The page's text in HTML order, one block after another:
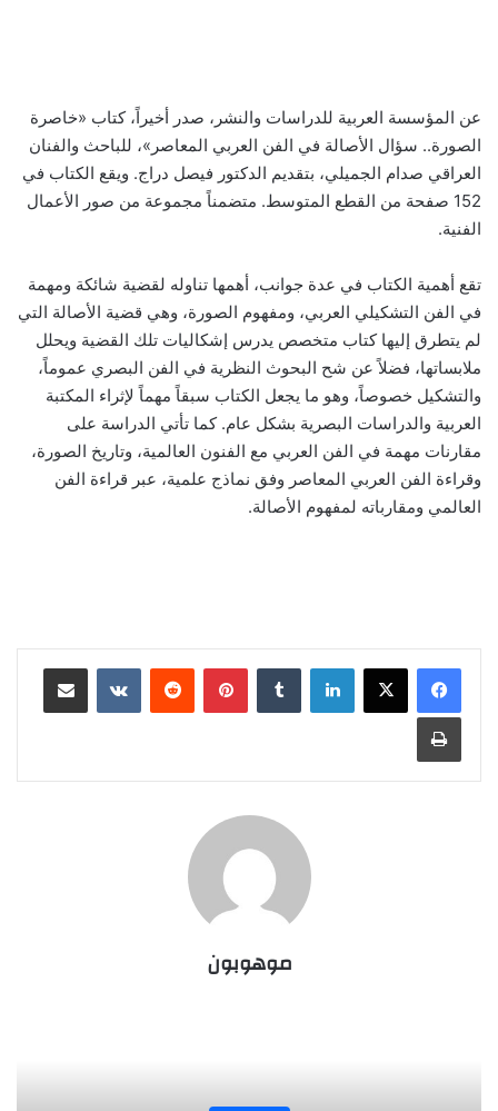
عن المؤسسة العربية للدراسات والنشر، صدر أخيراً، كتاب «خاصرة
الصورة.. سؤال الأصالة في الفن العربي المعاصر»، للباحث والفنان
العراقي صدام الجميلي، بتقديم الدكتور فيصل دراج. ويقع الكتاب في
152 صفحة من القطع المتوسط. متضمناً مجموعة من صور الأعمال
الفنية.
تقع أهمية الكتاب في عدة جوانب، أهمها تناوله لقضية شائكة ومهمة
في الفن التشكيلي العربي، ومفهوم الصورة، وهي قضية الأصالة التي
لم يتطرق إليها كتاب متخصص يدرس إشكاليات تلك القضية ويحلل
ملابساتها، فضلاً عن شح البحوث النظرية في الفن البصري عموماً،
والتشكيل خصوصاً، وهو ما يجعل الكتاب سبقاً مهماً لإثراء المكتبة
العربية والدراسات البصرية بشكل عام. كما تأتي الدراسة على
مقارنات مهمة في الفن العربي مع الفنون العالمية، وتاريخ الصورة،
وقراءة الفن العربي المعاصر وفق نماذج علمية، عبر قراءة الفن
العالمي ومقارباته لمفهوم الأصالة.
لينكدإن بينتيريست
موهوبون